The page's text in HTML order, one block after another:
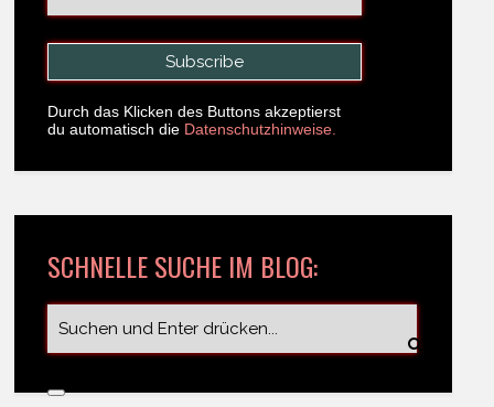
Durch das Klicken des Buttons akzeptierst
du automatisch die Datenschutzhinweise.
SCHNELLE SUCHE IM BLOG: